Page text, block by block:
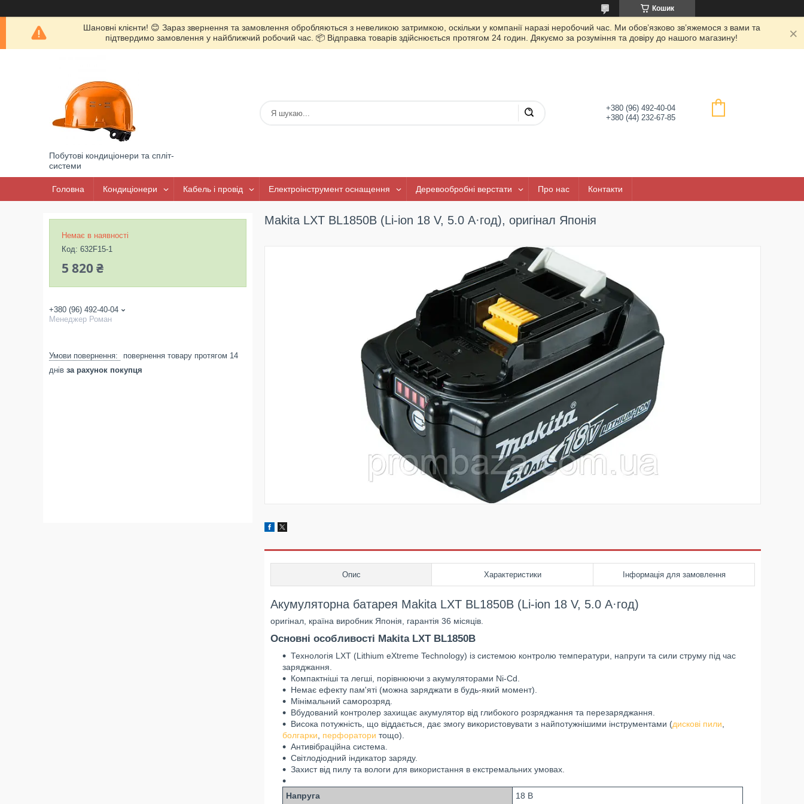
Кошик
Шановні клієнти! 😊 Зараз звернення та замовлення обробляються з невеликою затримкою, оскільки у компанії наразі неробочий час. Ми обов’язково зв’яжемося з вами та
підтвердимо замовлення у найближчий робочий час. 📦 Відправка товарів здійснюється протягом 24 годин. Дякуємо за розуміння та довіру до нашого магазину!
Побутові кондиціонери та спліт-
системи
+380 (96) 492-40-04
+380 (44) 232-67-85
Головна Кондиціонери Кабель і провід Електроінструмент оснащення Деревообробні верстати Про нас Контакти
Makita LXT BL1850B (Li-ion 18 V, 5.0 А·год), оригінал Японія
Опис Характеристики Інформація для замовлення
Акумуляторна батарея Makita LXT BL1850B (Li-ion 18 V, 5.0 А·год)
оригінал, країна виробник Японія, гарантія 36 місяців.
Основні особливості Makita LXT BL1850B
Технологія LXT (Lithium eXtreme Technology) із системою контролю температури, напруги та сили струму під час
заряджання.
Компактніші та легші, порівнюючи з акумуляторами Ni-Cd.
Немає ефекту пам'яті (можна заряджати в будь-який момент).
Мінімальний саморозряд.
Вбудований контролер захищає акумулятор від глибокого розряджання та перезаряджання.
Висока потужність, що віддається, дає змогу використовувати з найпотужнішими інструментами (дискові пили
болгарки
перфоратори тощо).
Антивібраційна система.
Світлодіодний індикатор заряду.
Захист від пилу та вологи для використання в екстремальних умовах.
Напруга 18 В
Немає в наявності
Код: 632F15-1
5 820 ₴
+380 (96) 492-40-04
Менеджер Роман
повернення товару протягом 14
днів за рахунок покупця